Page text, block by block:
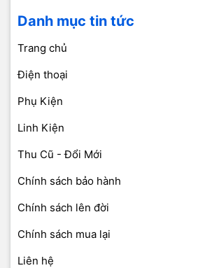
Danh mục tin tức
Trang chủ
Điện thoại
Phụ Kiện
Linh Kiện
Thu Cũ - Đổi Mới
Chính sách bảo hành
Chính sách lên đời
Chính sách mua lại
Liên hệ